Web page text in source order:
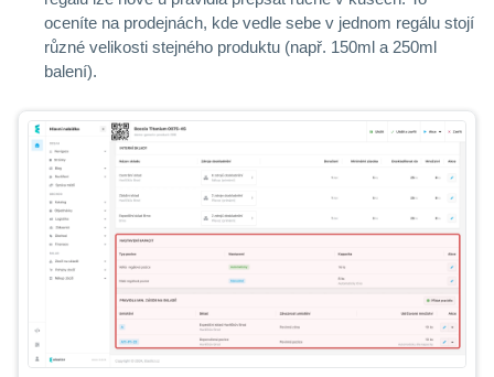
oceníte na prodejnách, kde vedle sebe v jednom regálu stojí
různé velikosti stejného produktu (např. 150ml a 250ml
balení).